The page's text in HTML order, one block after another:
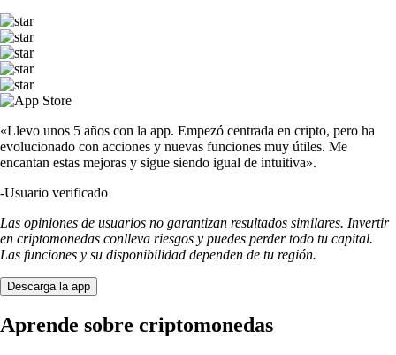
«Llevo unos 5 años con la app. Empezó centrada en cripto, pero ha
evolucionado con acciones y nuevas funciones muy útiles. Me
encantan estas mejoras y sigue siendo igual de intuitiva».
-Usuario verificado
Las opiniones de usuarios no garantizan resultados similares. Invertir
en criptomonedas conlleva riesgos y puedes perder todo tu capital.
Las funciones y su disponibilidad dependen de tu región.
Descarga la app
Aprende sobre criptomonedas